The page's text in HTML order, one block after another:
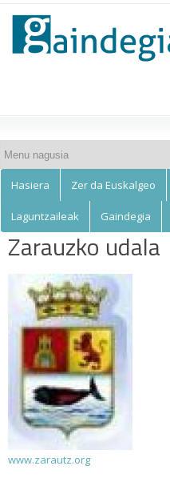
main
content
Euskalgeo
Hasiera Zer da Euskalgeo
Laguntzaileak Gaindegia
Zarauzko udala
www.zarautz.org